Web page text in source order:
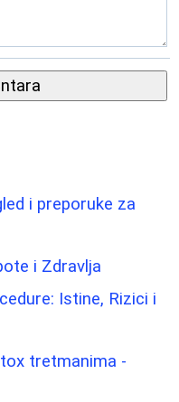
i preporuke za
i Zdravlja
Istine, Rizici i
tretmanima -